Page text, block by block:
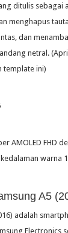
ditulis sebagai
menghapus
dan
netral.
template ini)
AMOLED FHD
warna
A5
adalah
Electronics